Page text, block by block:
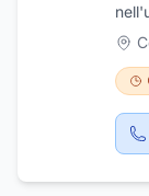
in
ed i